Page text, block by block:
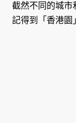
截然不同的城市
記得到「香港園